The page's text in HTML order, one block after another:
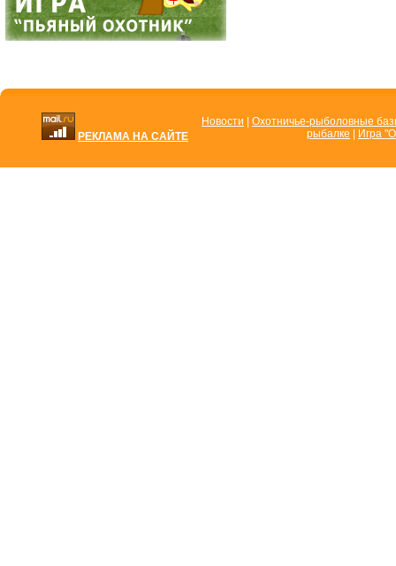
РЕКЛАМА НА САЙТЕ
Новости
Охотничье-рыболовные
рыбалке
Игра